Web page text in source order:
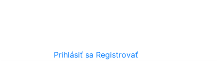
Prihlásiť sa Registrovať